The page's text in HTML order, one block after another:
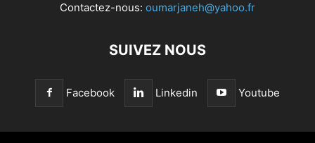
Contactez-nous: oumarjaneh@yahoo.fr
SUIVEZ NOUS
Facebook Linkedin Youtube